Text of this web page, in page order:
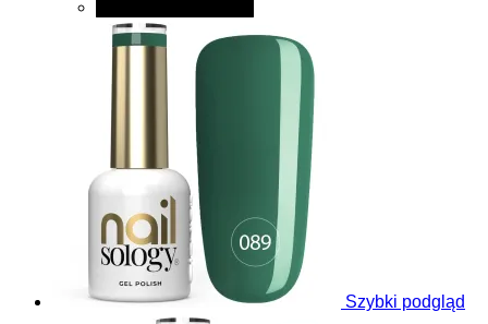
Szybki podgląd